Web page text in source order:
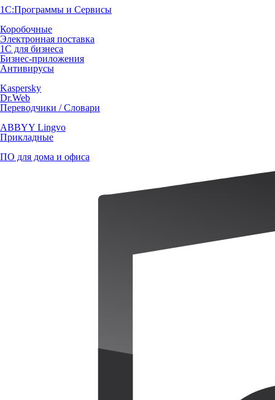
1С:Программы и Сервисы
Коробочные
Электронная поставка
1С для бизнеса
Бизнес-приложения
Антивирусы
Kaspersky
Dr.Web
Переводчики / Словари
ABBYY Lingvo
Прикладные
ПО для дома и офиса